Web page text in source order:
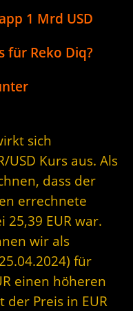
1 Mrd USD
für Reko Diq?
sich
USD Kurs aus. Als
dass der
errechnete
25,39 EUR war.
wir als
für
einen höheren
der Preis in EUR